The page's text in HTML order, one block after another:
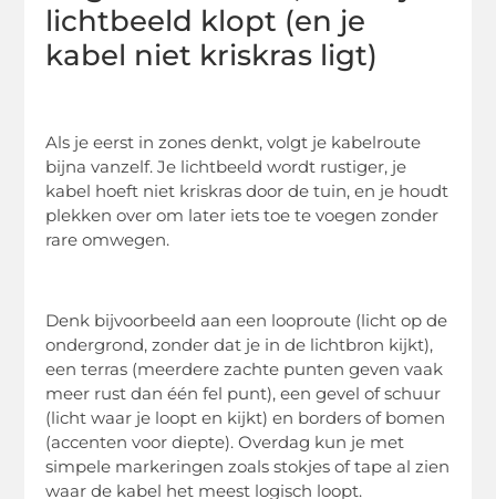
lichtbeeld klopt (en je
kabel niet kriskras ligt)
Als je eerst in zones denkt, volgt je kabelroute
bijna vanzelf. Je lichtbeeld wordt rustiger, je
kabel hoeft niet kriskras door de tuin, en je houdt
plekken over om later iets toe te voegen zonder
rare omwegen.
Denk bijvoorbeeld aan een looproute (licht op de
ondergrond, zonder dat je in de lichtbron kijkt),
een terras (meerdere zachte punten geven vaak
meer rust dan één fel punt), een gevel of schuur
(licht waar je loopt en kijkt) en borders of bomen
(accenten voor diepte). Overdag kun je met
simpele markeringen zoals stokjes of tape al zien
waar de kabel het meest logisch loopt.